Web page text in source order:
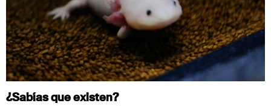
¿Sabías que existen?